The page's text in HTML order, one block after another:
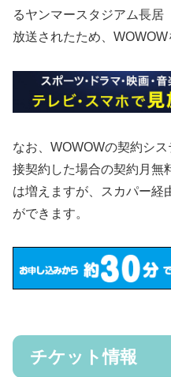
るヤンマースタジアム長居
放送されたため、WOWOW
なお、WOWOWの契約シ
接契約した場合の契約月無
は増えますが、スカパー経
ができます。
チケット情報